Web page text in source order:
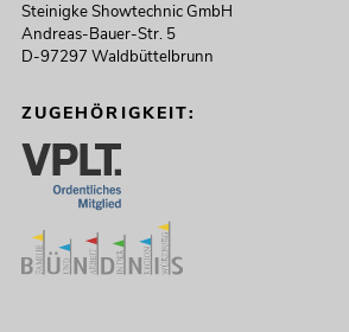
Steinigke Showtechnic GmbH
Andreas-Bauer-Str. 5
D-97297 Waldbüttelbrunn
ZUGEHÖRIGKEIT: